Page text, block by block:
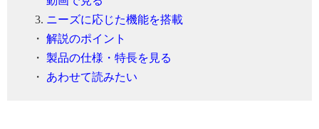
ニーズに応じた機能を搭載
・ 解説のポイント
・ 製品の仕様・特長を見る
・ あわせて読みたい